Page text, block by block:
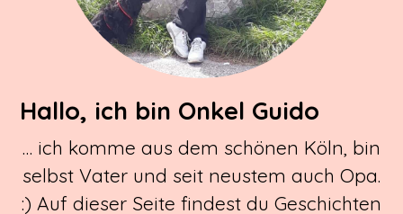
Hallo, ich bin Onkel Guido
… ich komme aus dem schönen Köln, bin
selbst Vater und seit neustem auch Opa.
:) Auf dieser Seite findest du Geschichten